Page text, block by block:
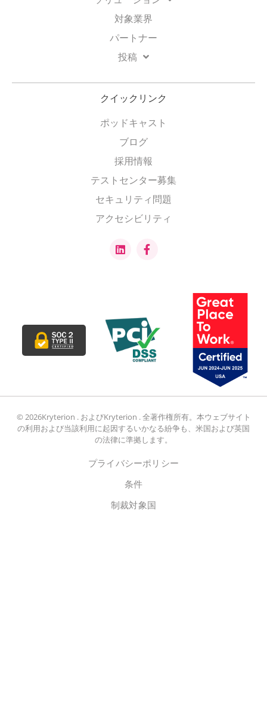
対象業界
パートナー
投稿
クイックリンク
ポッドキャスト
ブログ
採用情報
テストセンター募集
セキュリティ問題
アクセシビリティ
© 2026Kryterion . およびKryterion . 全著作権所有。本ウェブサイト
の利用および当該利用に起因するいかなる紛争も、米国および英国
の法律に準拠します。
プライバシーポリシー
条件
制裁対象国